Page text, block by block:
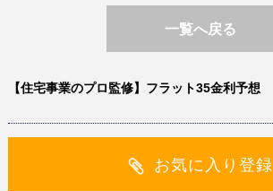
一覧へ戻る
【住宅事業のプロ監修】フラット35金利予想
お気に入り登録